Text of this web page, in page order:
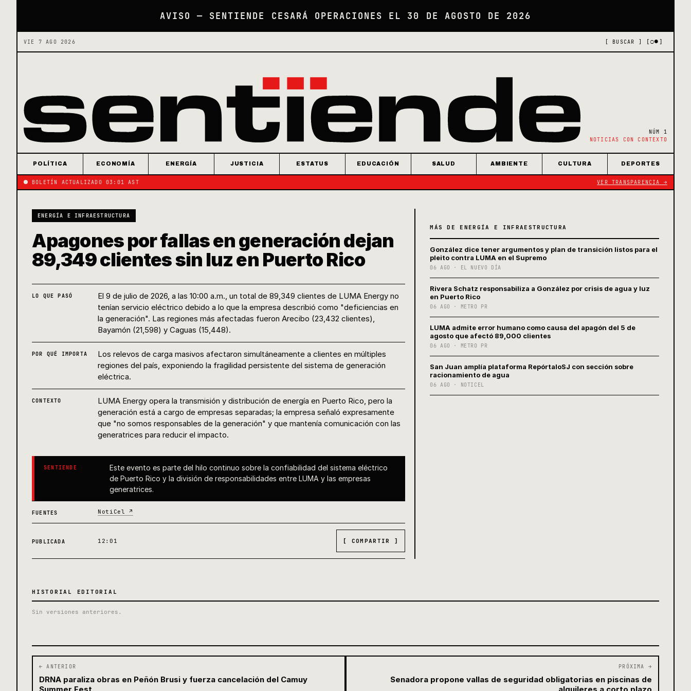
AVISO — SENTIENDE CESARÁ OPERACIONES EL 30 DE AGOSTO DE 2026
VIE 7 AGO 2026 [ BUSCAR ] [○●]
NÚM 1
NOTICIAS CON CONTEXTO
POLÍTICA ECONOMÍA ENERGÍA JUSTICIA ESTATUS EDUCACIÓN SALUD AMBIENTE CULTURA DEPORTES
BOLETÍN ACTUALIZADO 03:01 AST VER TRANSPARENCIA →
ENERGÍA E INFRAESTRUCTURA
Apagones por fallas en generación dejan
89,349 clientes sin luz en Puerto Rico
LO QUE PASÓ
El 9 de julio de 2026, a las 10:00 a.m., un total de 89,349 clientes de LUMA Energy no
tenían servicio eléctrico debido a lo que la empresa describió como "deficiencias en
la generación". Las regiones más afectadas fueron Arecibo (23,432 clientes),
Bayamón (21,598) y Caguas (15,448).
POR QUÉ IMPORTA
Los relevos de carga masivos afectaron simultáneamente a clientes en múltiples
regiones del país, exponiendo la fragilidad persistente del sistema de generación
eléctrica.
CONTEXTO
LUMA Energy opera la transmisión y distribución de energía en Puerto Rico, pero la
generación está a cargo de empresas separadas; la empresa señaló expresamente
que "no somos responsables de la generación" y que mantenía comunicación con las
generatrices para reducir el impacto.
SENTIENDE
Este evento es parte del hilo continuo sobre la confiabilidad del sistema eléctrico
de Puerto Rico y la división de responsabilidades entre LUMA y las empresas
generatrices.
FUENTES NotiCel ↗
PUBLICADA 12:01 [ COMPARTIR ]
MÁS DE ENERGÍA E INFRAESTRUCTURA
González dice tener argumentos y plan de transición listos para el
pleito contra LUMA en el Supremo
06 AGO · EL NUEVO DÍA
Rivera Schatz responsabiliza a González por crisis de agua y luz
en Puerto Rico
06 AGO · METRO PR
LUMA admite error humano como causa del apagón del 5 de
agosto que afectó 89,000 clientes
06 AGO · METRO PR
San Juan amplía plataforma RepórtaloSJ con sección sobre
racionamiento de agua
06 AGO · NOTICEL
HISTORIAL EDITORIAL
Sin versiones anteriores.
← ANTERIOR
DRNA paraliza obras en Peñón Brusi y fuerza cancelación del Camuy
PRÓXIMA →
Senadora propone vallas de seguridad obligatorias en piscinas de